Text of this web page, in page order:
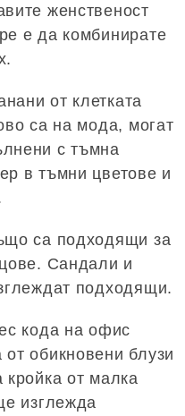
женственост
е да комбинирате
от клетката
са на мода, могат
с тъмна
в тъмни цветове и
са подходящи за
Сандали и
подходящи.
кода на офис
обикновени блузи
кройка от малка
изглежда